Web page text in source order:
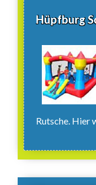
Hüpfburg
Rutsche. Hier